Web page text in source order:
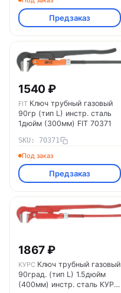
Предзаказ
1540 ₽
FIT Ключ трубный газовый
90гр (тип L) инстр. сталь
1дюйм (300мм) FIT 70371
SKU: 70371
Под заказ
Предзаказ
1867 ₽
КУРС Ключ трубный газовый
90град. (тип L) 1.5дюйм
(400мм) инстр. сталь КУРС